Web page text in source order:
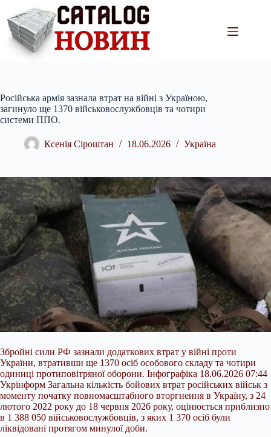
вмісту
Російська армія зазнала втрат на війні з Україною,
загинуло ще 1370 військовослужбовців та чотири
системи ППО.
Ксенія Сіроштан 18.06.2026 Україна
Збройні сили РФ зазнали додаткових втрат у війні проти
України, втративши ще 1370 осіб особового складу та чотири
одиниці протиповітряної оборони. Інфографіка 18.06.2026 07:44
Укрінформ Загальна кількість бойових втрат російських військ з
моменту початку повномасштабного вторгнення в Україну, з 24
лютого 2022 року до 18 червня 2026 року, оцінюється приблизно
в 1 388 050 військовослужбовців, з яких 1 370 осіб були
ліквідовані протягом минулої доби.